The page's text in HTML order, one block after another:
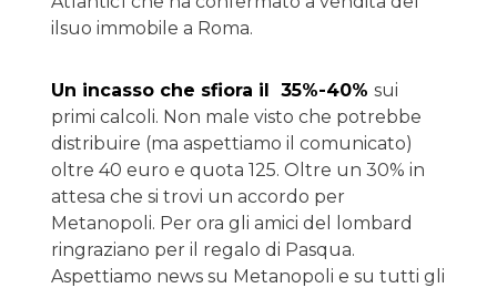
ilsuo immobile a Roma.
Un incasso che sfiora il 35%-40% sui
primi calcoli. Non male visto che potrebbe
distribuire (ma aspettiamo il comunicato)
oltre 40 euro e quota 125. Oltre un 30% in
attesa che si trovi un accordo per
Metanopoli. Per ora gli amici del lombard
ringraziano per il regalo di Pasqua.
Aspettiamo news su Metanopoli e su tutti gli